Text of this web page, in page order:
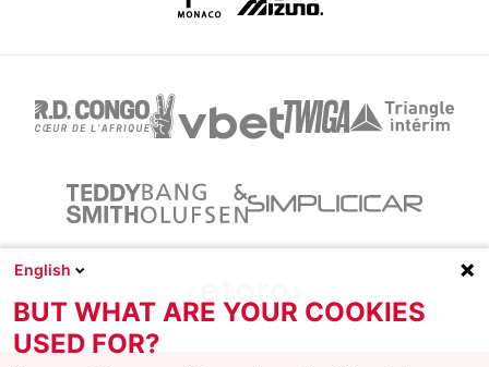
English
BUT WHAT ARE YOUR COOKIES
USED FOR?